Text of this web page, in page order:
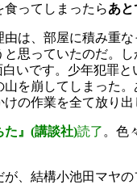
ってしまったらあ
は、部屋に積み重
思っていたのだ。
いです。少年犯罪
を崩してしまった
の作業を全て放り
た』(講談社)読了 。色
、結構小池田マヤ